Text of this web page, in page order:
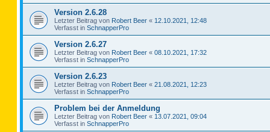
Version 2.6.28
Letzter Beitrag von Robert Beer « 12.10.2021, 12:48
Verfasst in SchnapperPro
Version 2.6.27
Letzter Beitrag von Robert Beer « 08.10.2021, 17:32
Verfasst in SchnapperPro
Version 2.6.23
Letzter Beitrag von Robert Beer « 21.08.2021, 12:23
Verfasst in SchnapperPro
Problem bei der Anmeldung
Letzter Beitrag von Robert Beer « 13.07.2021, 09:04
Verfasst in SchnapperPro